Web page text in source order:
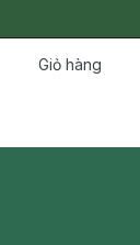
Giỏ hàng